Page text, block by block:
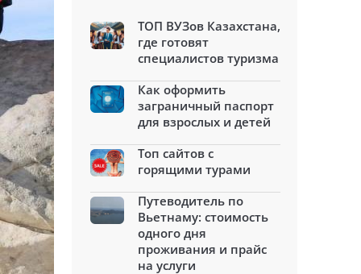
ТОП ВУЗов Казахстана,
где готовят
специалистов туризма
Как оформить
заграничный паспорт
для взрослых и детей
Топ сайтов с
горящими турами
Путеводитель по
Вьетнаму: стоимость
одного дня
проживания и прайс
на услуги